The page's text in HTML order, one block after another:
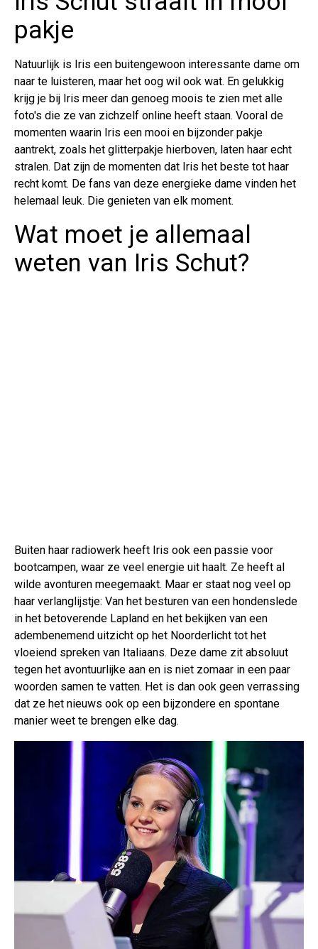
pakje
Natuurlijk is Iris een buitengewoon interessante dame om
naar te luisteren, maar het oog wil ook wat. En gelukkig
krijg je bij Iris meer dan genoeg moois te zien met alle
foto's die ze van zichzelf online heeft staan. Vooral de
momenten waarin Iris een mooi en bijzonder pakje
aantrekt, zoals het glitterpakje hierboven, laten haar echt
stralen. Dat zijn de momenten dat Iris het beste tot haar
recht komt. De fans van deze energieke dame vinden het
helemaal leuk. Die genieten van elk moment.
Wat moet je allemaal
weten van Iris Schut?
Buiten haar radiowerk heeft Iris ook een passie voor
bootcampen, waar ze veel energie uit haalt. Ze heeft al
wilde avonturen meegemaakt. Maar er staat nog veel op
haar verlanglijstje: Van het besturen van een hondenslede
in het betoverende Lapland en het bekijken van een
adembenemend uitzicht op het Noorderlicht tot het
vloeiend spreken van Italiaans. Deze dame zit absoluut
tegen het avontuurlijke aan en is niet zomaar in een paar
woorden samen te vatten. Het is dan ook geen verrassing
dat ze het nieuws ook op een bijzondere en spontane
manier weet te brengen elke dag.